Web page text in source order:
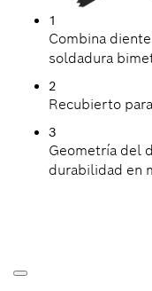
1
Combina
soldadura
2
Recubierto
3
Geometría del
durabilidad en